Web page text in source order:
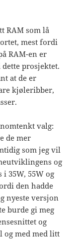
RAM som lå
mest fordi
RAM-en er
prosjektet.
at de er
kjøleribber,
valg:
de mer
som jeg vil
og
35W, 55W og
den hadde
nyeste versjon
burde gi meg
og
med med litt